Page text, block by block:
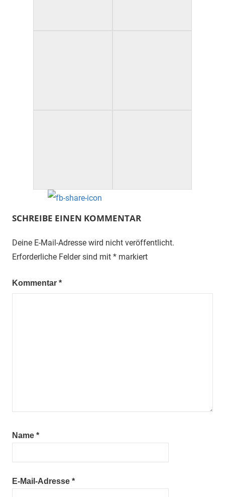
SCHREIBE EINEN KOMMENTAR
Deine E-Mail-Adresse wird nicht veröffentlicht.
Erforderliche Felder sind mit * markiert
Kommentar *
Name *
E-Mail-Adresse *